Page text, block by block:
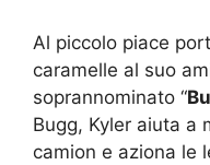
Al piccolo piace
caramelle al suo
soprannominato “
Bugg, Kyler aiuta a
camion e aziona le